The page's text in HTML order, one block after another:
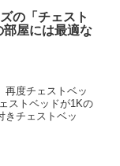
の「チェスト
屋には最適な
再度チェストベッ
ストベッドが1Kの
きチェストベッ